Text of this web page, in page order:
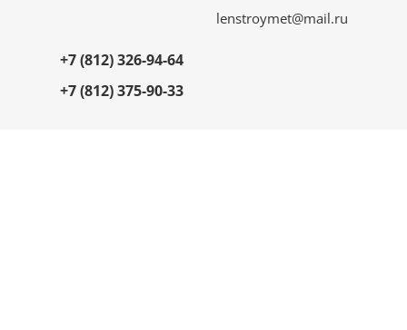
+7 (812) 326-94-64
+7 (812) 375-90-33
lenstroymet@mail.ru